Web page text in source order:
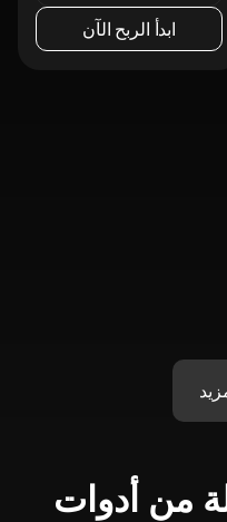
ابدأ الربح الآن
من أدوات